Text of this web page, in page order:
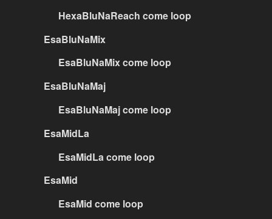
HexaBluNaReach come loop
EsaBluNaMix
EsaBluNaMix come loop
EsaBluNaMaj
EsaBluNaMaj come loop
EsaMidLa
EsaMidLa come loop
EsaMid
EsaMid come loop